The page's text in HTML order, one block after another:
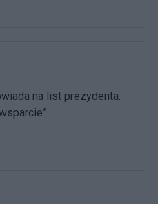
na list prezydenta.